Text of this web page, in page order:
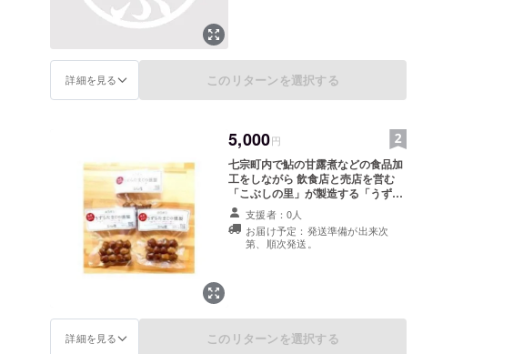
詳細を見る このリターンを選択する
5,000円
七宗町内で鮎の甘露煮などの食品加
工をしながら 飲食店と売店を営む
「こぶしの里」が製造する「うずら
たまごの燻製」は逸品です! 逸品理
由は二つ! ひとつは鮎の甘露煮屋だ
からこそ作れる「鮎出汁」をふんだ
んに使用してうずらたまごに漬け込
しい燻製を仕上げています。 12個
入れて真空パック包装になっている
支援者：0人
お届け予定：発送準備が出来次
第、順次発送。
詳細を見る このリターンを選択する